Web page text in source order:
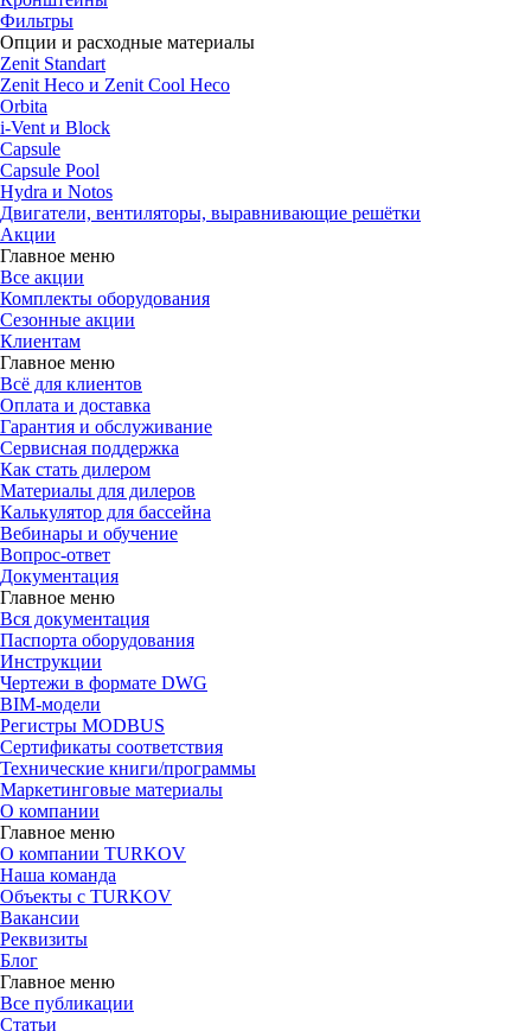
Фильтры
Опции и расходные материалы
Zenit Standart
Zenit Heco и Zenit Cool Heco
Orbita
i-Vent и Block
Capsule
Capsule Pool
Hydra и Notos
Двигатели, вентиляторы, выравнивающие решётки
Акции
Главное меню
Все акции
Комплекты оборудования
Сезонные акции
Клиентам
Главное меню
Всё для клиентов
Оплата и доставка
Гарантия и обслуживание
Сервисная поддержка
Как стать дилером
Материалы для дилеров
Калькулятор для бассейна
Вебинары и обучение
Вопрос-ответ
Документация
Главное меню
Вся документация
Паспорта оборудования
Инструкции
Чертежи в формате DWG
BIM-модели
Регистры MODBUS
Сертификаты соответствия
Технические книги/программы
Маркетинговые материалы
О компании
Главное меню
О компании TURKOV
Наша команда
Объекты с TURKOV
Вакансии
Реквизиты
Блог
Главное меню
Все публикации
Статьи